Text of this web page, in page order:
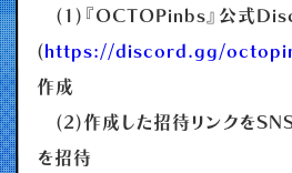
(1)『OCTOPinbs』公式
( https://discord.gg/
作成
(2)作成した招待リンクを
を招待